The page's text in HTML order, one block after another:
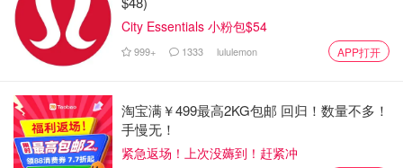
City Essentials 小粉包$54
999+ 1333 lululemon APP打开
淘宝满￥499最高2KG包邮 回归！数量不多！
手慢无！
紧急返场！上次没薅到！赶紧冲